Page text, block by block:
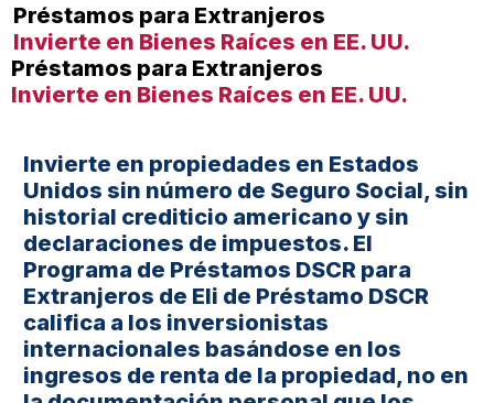
Préstamos para Extranjeros
Invierte en Bienes Raíces en EE. UU.
Préstamos para Extranjeros
Invierte en Bienes Raíces en EE. UU.
Invierte en propiedades en Estados
Unidos sin número de Seguro Social, sin
historial crediticio americano y sin
declaraciones de impuestos. El
Programa de Préstamos DSCR para
Extranjeros de Eli de Préstamo DSCR
califica a los inversionistas
internacionales basándose en los
ingresos de renta de la propiedad, no en